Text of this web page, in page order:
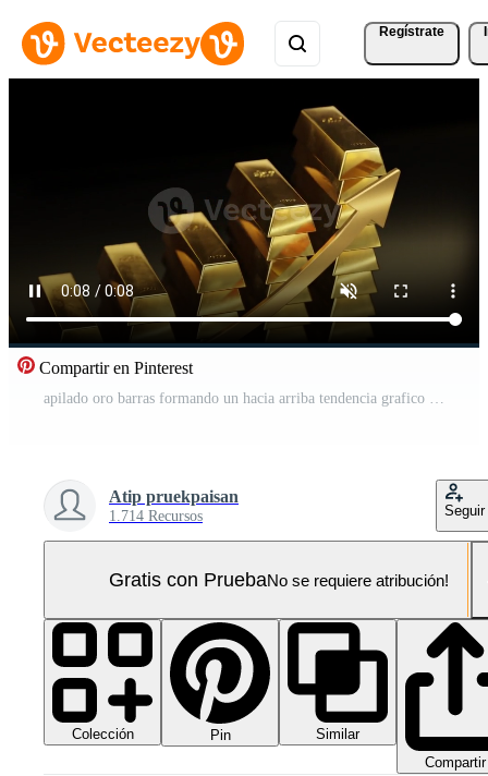
Regístrate
Compartir en Pinterest
apilado oro barras formando un hacia arriba tendencia grafico en contra un oscuro fondo, simbolizando creciente oro precios. Vídeo Pro
Atip pruekpaisan
1.714 Recursos Seguir
Gratis con PruebaNo se requiere atribución!
Colección Pin
Similar
Compartir